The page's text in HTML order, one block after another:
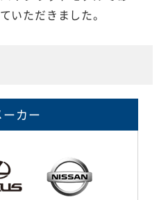
いただきました。
カー